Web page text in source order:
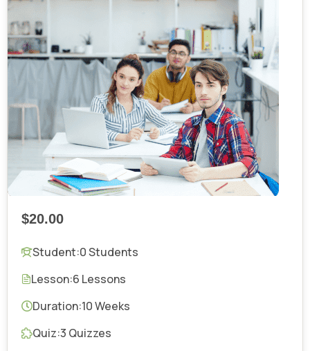
$20.00
Student:0 Students
Lesson:6 Lessons
Duration:10 Weeks
Quiz:3 Quizzes